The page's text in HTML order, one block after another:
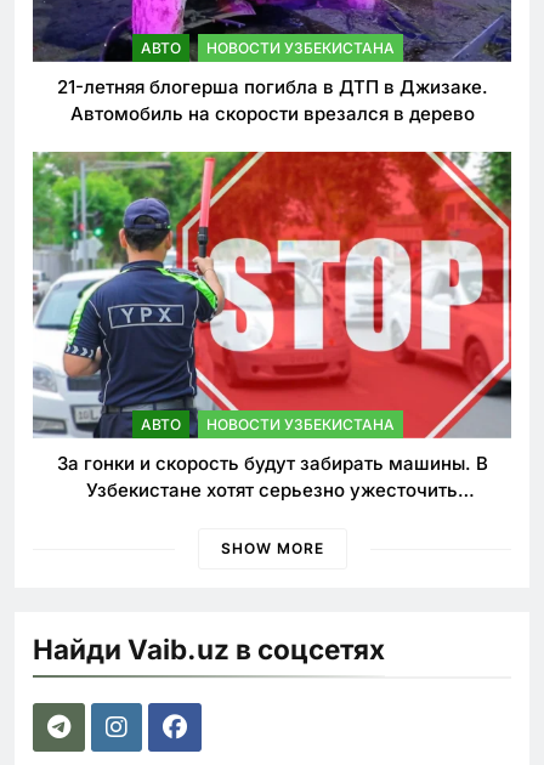
АВТО НОВОСТИ УЗБЕКИСТАНА
21-летняя блогерша погибла в ДТП в Джизаке.
Автомобиль на скорости врезался в дерево
АВТО НОВОСТИ УЗБЕКИСТАНА
За гонки и скорость будут забирать машины. В
Узбекистане хотят серьезно ужесточить
SHOW MORE
Найди Vaib.uz в соцсетях